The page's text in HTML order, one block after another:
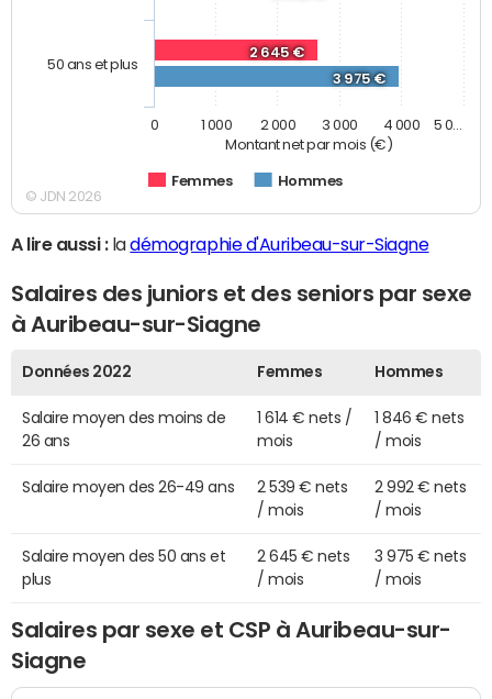
Montant net par mois (€)
2 645 €
3 975 €
Femmes Hommes
50 ans et plus
0 1 000 2 000 3 000 4 000 5 0…
© JDN 2026
A lire aussi :ladémographie d'Auribeau-sur-Siagne
Salaires des juniors et des seniors par sexe
à Auribeau-sur-Siagne
Données 2022 Femmes Hommes
Salaire moyen des moins de
26 ans
1 614 € nets /
mois
1 846 € nets
/ mois
Salaire moyen des 26-49 ans
2 539 € nets
/ mois
2 992 € nets
/ mois
Salaire moyen des 50 ans et
plus
2 645 € nets
/ mois
3 975 € nets
/ mois
Salaires par sexe et CSP à Auribeau-sur-
Siagne